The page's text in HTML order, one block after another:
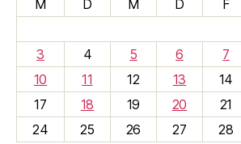
M
D M D F
3
4 5 6 7
10
11 12 13 14
17
18 19 20 21
24
25 26 27 28